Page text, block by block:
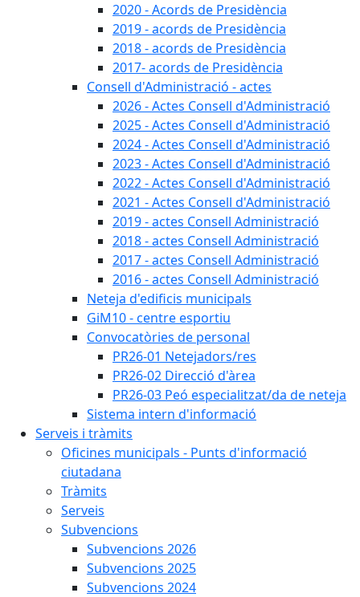
2020 - Acords de Presidència
2019 - acords de Presidència
2018 - acords de Presidència
2017- acords de Presidència
Consell d'Administració - actes
2026 - Actes Consell d'Administració
2025 - Actes Consell d'Administració
2024 - Actes Consell d'Administració
2023 - Actes Consell d'Administració
2022 - Actes Consell d'Administració
2021 - Actes Consell d'Administració
2019 - actes Consell Administració
2018 - actes Consell Administració
2017 - actes Consell Administració
2016 - actes Consell Administració
Neteja d'edificis municipals
GiM10 - centre esportiu
Convocatòries de personal
PR26-01 Netejadors/res
PR26-02 Direcció d'àrea
PR26-03 Peó especialitzat/da de neteja
Sistema intern d'informació
Serveis i tràmits
Oficines municipals - Punts d'informació
ciutadana
Tràmits
Serveis
Subvencions
Subvencions 2026
Subvencions 2025
Subvencions 2024